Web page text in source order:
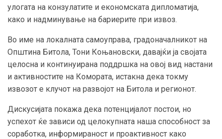
улогата на конзулатите и економската дипломатија,
како и надминување на бариерите при извоз.
Во име на локалната самоуправа, градоначалникот на
Општина Битола, Тони Коњановски, давајќи ја својата
целосна и континуирана поддршка на овој вид настани
и активностите на Комората, истакна дека токму
извозот е клучот на развојот на Битола и регионот.
Дискусијата покажа дека потенцијалот постои, но
успехот ќе зависи од целокупната наша способност за
соработка, информираност и проактивност како